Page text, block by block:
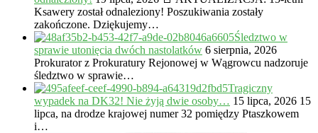
Ksawery został odnaleziony! Poszukiwania zostały
zakończone. Dziękujemy…
Śledztwo w
sprawie utonięcia dwóch nastolatków 6 sierpnia, 2026
Prokurator z Prokuratury Rejonowej w Wągrowcu nadzoruje
śledztwo w sprawie…
Tragiczny
wypadek na DK32! Nie żyją dwie osoby… 15 lipca, 2026 15
lipca, na drodze krajowej numer 32 pomiędzy Ptaszkowem
i…